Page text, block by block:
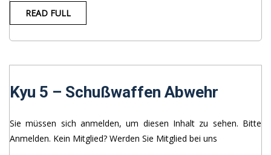
READ FULL
Kyu 5 – Schußwaffen Abwehr
Sie müssen sich anmelden, um diesen Inhalt zu sehen. Bitte
Anmelden. Kein Mitglied? Werden Sie Mitglied bei uns